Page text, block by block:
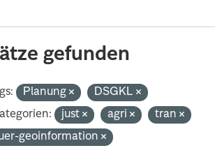
gefunden
Planung
DSGKL
just agri
tran
geoinformation